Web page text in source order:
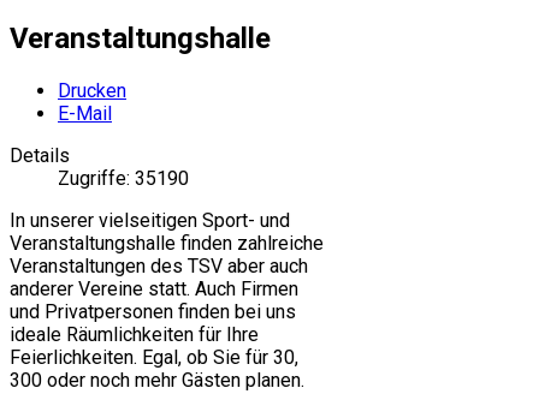
Veranstaltungshalle
Drucken
E-Mail
Details
Zugriffe: 35190
In unserer vielseitigen Sport- und
Veranstaltungshalle finden zahlreiche
Veranstaltungen des TSV aber auch
anderer Vereine statt. Auch Firmen
und Privatpersonen finden bei uns
ideale Räumlichkeiten für Ihre
Feierlichkeiten. Egal, ob Sie für 30,
300 oder noch mehr Gästen planen.